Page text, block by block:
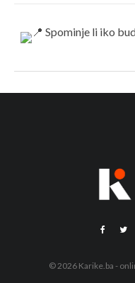
© 2026 Karike.ba -